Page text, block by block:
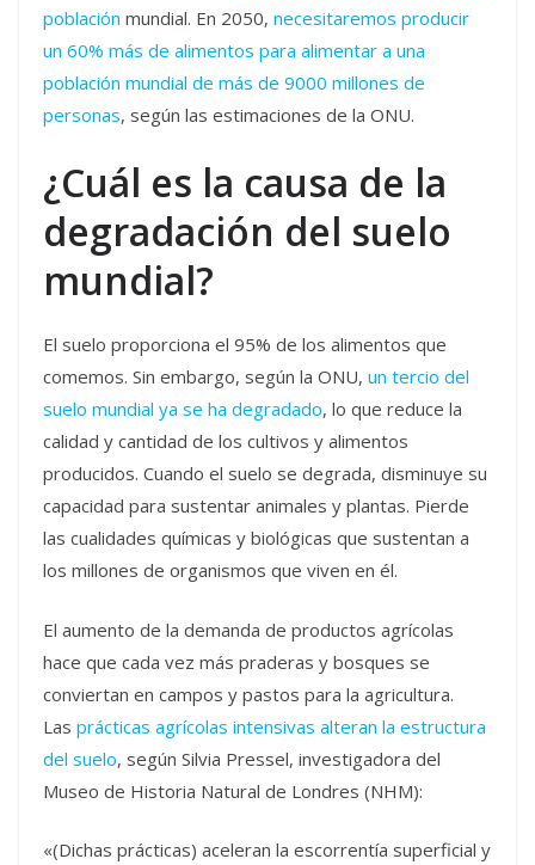
población mundial. En 2050, necesitaremos producir
un 60% más de alimentos para alimentar a una
población mundial de más de 9000 millones de
personas, según las estimaciones de la ONU.
¿Cuál es la causa de la
degradación del suelo
mundial?
El suelo proporciona el 95% de los alimentos que
comemos. Sin embargo, según la ONU, un tercio del
suelo mundial ya se ha degradado, lo que reduce la
calidad y cantidad de los cultivos y alimentos
producidos. Cuando el suelo se degrada, disminuye su
capacidad para sustentar animales y plantas. Pierde
las cualidades químicas y biológicas que sustentan a
los millones de organismos que viven en él.
El aumento de la demanda de productos agrícolas
hace que cada vez más praderas y bosques se
conviertan en campos y pastos para la agricultura.
Las prácticas agrícolas intensivas alteran la estructura
del suelo, según Silvia Pressel, investigadora del
Museo de Historia Natural de Londres (NHM):
«(Dichas prácticas) aceleran la escorrentía superficial y